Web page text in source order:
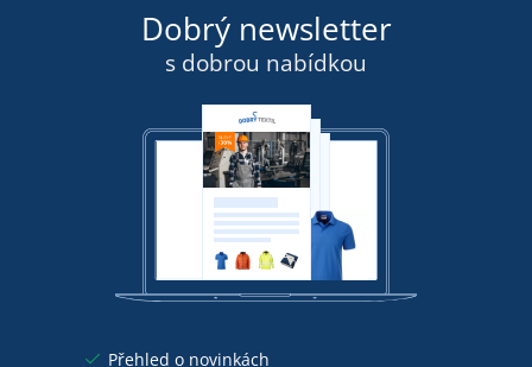
Dobrý newsletter
s dobrou nabídkou
Přehled o novinkách